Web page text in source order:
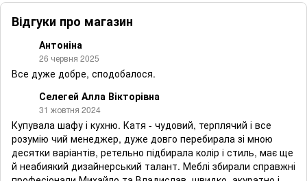
Відгуки про магазин
Антоніна
26 червня 2025
Все дуже добре, сподобалося.
Селегей Алла Вікторівна
31 жовтня 2024
Купувала шафу і кухню. Катя - чудовий, терплячий і все
розумію чий менеджер, дуже довго перебирала зі мною
десятки варіантів, ретельно підбирала колір і стиль, має ще
й неабиякий дизайнерський талант. Меблі збирали справжні